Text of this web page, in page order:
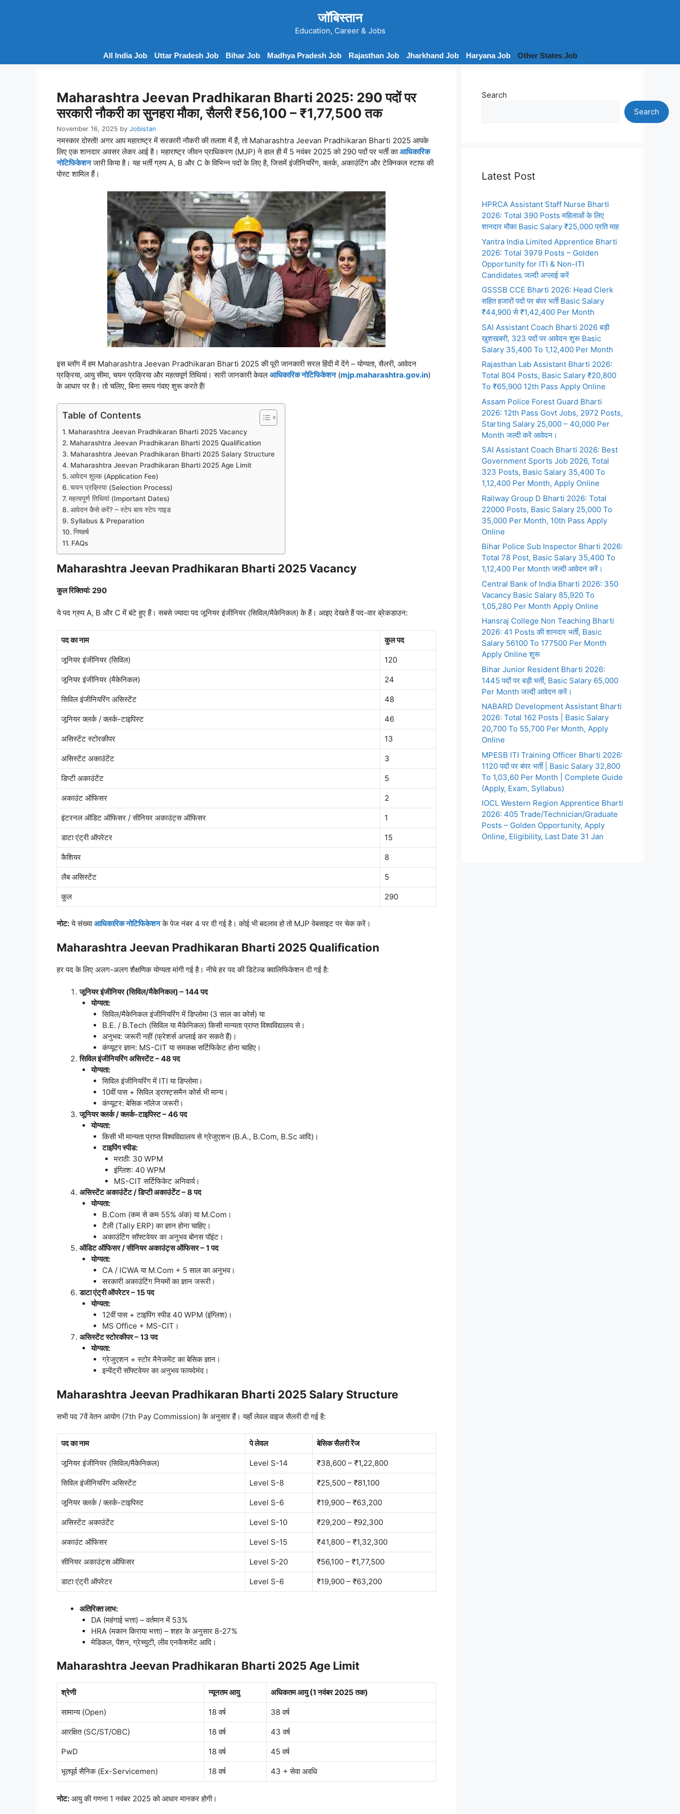
जॉबिस्तान
Education, Career & Jobs
All India Job Uttar Pradesh Job Bihar Job Madhya Pradesh Job Rajasthan Job Jharkhand Job Haryana Job Other States Job
Maharashtra Jeevan Pradhikaran Bharti 2025: 290 पदों पर
सरकारी नौकरी का सुनहरा मौका, सैलरी ₹56,100 – ₹1,77,500 तक
November 16, 2025 by Jobistan
नमस्कार दोस्तों! अगर आप महाराष्ट्र में सरकारी नौकरी की तलाश में हैं, तो Maharashtra Jeevan Pradhikaran Bharti 2025 आपके
लिए एक शानदार अवसर लेकर आई है। महाराष्ट्र जीवन प्राधिकरण (MJP) ने हाल ही में 5 नवंबर 2025 को 290 पदों पर भर्ती काआधिकारिक
नोटिफिकेशनजारी किया है। यह भर्ती ग्रुप A, B और C के विभिन्न पदों के लिए है, जिसमें इंजीनियरिंग, क्लर्क, अकाउंटिंग और टेक्निकल स्टाफ की
पोस्ट शामिल हैं।
इस ब्लॉग में हम Maharashtra Jeevan Pradhikaran Bharti 2025 की पूरी जानकारी सरल हिंदी में देंगे – योग्यता, सैलरी, आवेदन
प्रक्रिया, आयु सीमा, चयन प्रक्रिया और महत्वपूर्ण तिथियां। सारी जानकारी केवल आधिकारिक नोटिफिकेशन(mjp.maharashtra.gov.in)
के आधार पर है। तो चलिए, बिना समय गंवाए शुरू करते हैं!
Table of Contents
Maharashtra Jeevan Pradhikaran Bharti 2025 Vacancy
Maharashtra Jeevan Pradhikaran Bharti 2025 Qualification
Maharashtra Jeevan Pradhikaran Bharti 2025 Salary Structure
Maharashtra Jeevan Pradhikaran Bharti 2025 Age Limit
आवेदन शुल्क (Application Fee)
चयन प्रक्रिया (Selection Process)
महत्वपूर्ण तिथियां (Important Dates)
आवेदन कैसे करें? – स्टेप बाय स्टेप गाइड
Syllabus & Preparation
निष्कर्ष
FAQs
Maharashtra Jeevan Pradhikaran Bharti 2025 Vacancy
कुल रिक्तियां: 290
ये पद ग्रुप A, B और C में बंटे हुए हैं। सबसे ज्यादा पद जूनियर इंजीनियर (सिविल/मैकेनिकल) के हैं। आइए देखते हैं पद-वार ब्रेकडाउन:
पद का नाम कुल पद
जूनियर इंजीनियर (सिविल) 120
जूनियर इंजीनियर (मैकेनिकल) 24
सिविल इंजीनियरिंग असिस्टेंट 48
जूनियर क्लर्क / क्लर्क-टाइपिस्ट 46
असिस्टेंट स्टोरकीपर 13
असिस्टेंट अकाउंटेंट 3
डिप्टी अकाउंटेंट 5
अकाउंट ऑफिसर 2
इंटरनल ऑडिट ऑफिसर / सीनियर अकाउंट्स ऑफिसर 1
डाटा एंट्री ऑपरेटर 15
कैशियर 8
लैब असिस्टेंट 5
कुल 290
नोट:ये संख्याआधिकारिक नोटिफिकेशनके पेज नंबर 4 पर दी गई है। कोई भी बदलाव हो तो MJP वेबसाइट पर चेक करें।
Maharashtra Jeevan Pradhikaran Bharti 2025 Qualification
हर पद के लिए अलग-अलग शैक्षणिक योग्यता मांगी गई है। नीचे हर पद की डिटेल्ड क्वालिफिकेशन दी गई है:
जूनियर इंजीनियर (सिविल/मैकेनिकल) – 144 पद
योग्यता:
सिविल/मैकेनिकल इंजीनियरिंग में डिप्लोमा (3 साल का कोर्स) या
B.E. / B.Tech (सिविल या मैकेनिकल) किसी मान्यता प्राप्त विश्वविद्यालय से।
अनुभव: जरूरी नहीं (फ्रेशर्स अप्लाई कर सकते हैं)।
कंप्यूटर ज्ञान: MS-CIT या समकक्ष सर्टिफिकेट होना चाहिए।
सिविल इंजीनियरिंग असिस्टेंट – 48 पद
योग्यता:
सिविल इंजीनियरिंग में ITI या डिप्लोमा।
10वीं पास + सिविल ड्राफ्ट्समैन कोर्स भी मान्य।
कंप्यूटर: बेसिक नॉलेज जरूरी।
जूनियर क्लर्क / क्लर्क-टाइपिस्ट – 46 पद
योग्यता:
किसी भी मान्यता प्राप्त विश्वविद्यालय से ग्रेजुएशन (B.A., B.Com, B.Sc आदि)।
टाइपिंग स्पीड:
मराठी: 30 WPM
इंग्लिश: 40 WPM
MS-CIT सर्टिफिकेट अनिवार्य।
असिस्टेंट अकाउंटेंट / डिप्टी अकाउंटेंट – 8 पद
योग्यता:
B.Com (कम से कम 55% अंक) या M.Com।
टैली (Tally ERP) का ज्ञान होना चाहिए।
अकाउंटिंग सॉफ्टवेयर का अनुभव बोनस पॉइंट।
ऑडिट ऑफिसर / सीनियर अकाउंट्स ऑफिसर – 1 पद
योग्यता:
CA / ICWA या M.Com + 5 साल का अनुभव।
सरकारी अकाउंटिंग नियमों का ज्ञान जरूरी।
डाटा एंट्री ऑपरेटर – 15 पद
योग्यता:
12वीं पास + टाइपिंग स्पीड 40 WPM (इंग्लिश)।
MS Office + MS-CIT।
असिस्टेंट स्टोरकीपर – 13 पद
योग्यता:
ग्रेजुएशन + स्टोर मैनेजमेंट का बेसिक ज्ञान।
इन्वेंट्री सॉफ्टवेयर का अनुभव फायदेमंद।
Maharashtra Jeevan Pradhikaran Bharti 2025 Salary Structure
सभी पद 7वें वेतन आयोग (7th Pay Commission) के अनुसार हैं। यहाँ लेवल वाइज सैलरी दी गई है:
पद का नाम पे लेवल बेसिक सैलरी रेंज
जूनियर इंजीनियर (सिविल/मैकेनिकल) Level S-14 ₹38,600 – ₹1,22,800
सिविल इंजीनियरिंग असिस्टेंट Level S-8 ₹25,500 – ₹81,100
जूनियर क्लर्क / क्लर्क-टाइपिस्ट Level S-6 ₹19,900 – ₹63,200
असिस्टेंट अकाउंटेंट Level S-10 ₹29,200 – ₹92,300
अकाउंट ऑफिसर Level S-15 ₹41,800 – ₹1,32,300
सीनियर अकाउंट्स ऑफिसर Level S-20 ₹56,100 – ₹1,77,500
डाटा एंट्री ऑपरेटर Level S-6 ₹19,900 – ₹63,200
अतिरिक्त लाभ:
DA (महंगाई भत्ता) – वर्तमान में 53%
HRA (मकान किराया भत्ता) – शहर के अनुसार 8-27%
मेडिकल, पेंशन, ग्रेच्युटी, लीव एनकैशमेंट आदि।
Maharashtra Jeevan Pradhikaran Bharti 2025 Age Limit
श्रेणी न्यूनतम आयु अधिकतम आयु (1 नवंबर 2025 तक)
सामान्य (Open) 18 वर्ष 38 वर्ष
आरक्षित (SC/ST/OBC) 18 वर्ष 43 वर्ष
PwD 18 वर्ष 45 वर्ष
भूतपूर्व सैनिक (Ex-Servicemen) 18 वर्ष 43 + सेवा अवधि
नोट: आयु की गणना 1 नवंबर 2025 को आधार मानकर होगी।
Search
Search
Latest Post
HPRCA Assistant Staff Nurse Bharti
2026: Total 390 Posts महिलाओं के लिए
शानदार मौका Basic Salary ₹25,000 प्रति माह
Yantra India Limited Apprentice Bharti
2026: Total 3979 Posts – Golden
Opportunity for ITI & Non-ITI
Candidates जल्दी अप्लाई करें
GSSSB CCE Bharti 2026: Head Clerk
सहित हजारों पदों पर बंपर भर्ती Basic Salary
₹44,900 से ₹1,42,400 Per Month
SAI Assistant Coach Bharti 2026 बड़ी
खुशखबरी, 323 पदों पर आवेदन शुरू Basic
Salary 35,400 To 1,12,400 Per Month
Rajasthan Lab Assistant Bharti 2026:
Total 804 Posts, Basic Salary ₹20,800
To ₹65,900 12th Pass Apply Online
Assam Police Forest Guard Bharti
2026: 12th Pass Govt Jobs, 2972 Posts,
Starting Salary 25,000 – 40,000 Per
Month जल्दी करें आवेदन।
SAI Assistant Coach Bharti 2026: Best
Government Sports Job 2026, Total
323 Posts, Basic Salary 35,400 To
1,12,400 Per Month, Apply Online
Railway Group D Bharti 2026: Total
22000 Posts, Basic Salary 25,000 To
35,000 Per Month, 10th Pass Apply
Online
Bihar Police Sub Inspector Bharti 2026:
Total 78 Post, Basic Salary 35,400 To
1,12,400 Per Month जल्दी आवेदन करें।
Central Bank of India Bharti 2026: 350
Vacancy Basic Salary 85,920 To
1,05,280 Per Month Apply Online
Hansraj College Non Teaching Bharti
2026: 41 Posts की शानदार भर्ती, Basic
Salary 56100 To 177500 Per Month
Apply Online शुरू
Bihar Junior Resident Bharti 2026:
1445 पदों पर बड़ी भर्ती, Basic Salary 65,000
Per Month जल्दी आवेदन करें।
NABARD Development Assistant Bharti
2026: Total 162 Posts | Basic Salary
20,700 To 55,700 Per Month, Apply
Online
MPESB ITI Training Officer Bharti 2026:
1120 पदों पर बंपर भर्ती | Basic Salary 32,800
To 1,03,60 Per Month | Complete Guide
(Apply, Exam, Syllabus)
IOCL Western Region Apprentice Bharti
2026: 405 Trade/Technician/Graduate
Posts – Golden Opportunity, Apply
Online, Eligibility, Last Date 31 Jan